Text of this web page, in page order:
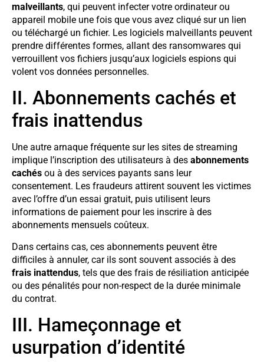
malveillants, qui peuvent infecter votre ordinateur ou
appareil mobile une fois que vous avez cliqué sur un lien
ou téléchargé un fichier. Les logiciels malveillants peuvent
prendre différentes formes, allant des ransomwares qui
verrouillent vos fichiers jusqu’aux logiciels espions qui
volent vos données personnelles.
II. Abonnements cachés et
frais inattendus
Une autre arnaque fréquente sur les sites de streaming
implique l’inscription des utilisateurs à des abonnements
cachés ou à des services payants sans leur
consentement. Les fraudeurs attirent souvent les victimes
avec l’offre d’un essai gratuit, puis utilisent leurs
informations de paiement pour les inscrire à des
abonnements mensuels coûteux.
Dans certains cas, ces abonnements peuvent être
difficiles à annuler, car ils sont souvent associés à des
frais inattendus, tels que des frais de résiliation anticipée
ou des pénalités pour non-respect de la durée minimale
du contrat.
III. Hameçonnage et
usurpation d’identité